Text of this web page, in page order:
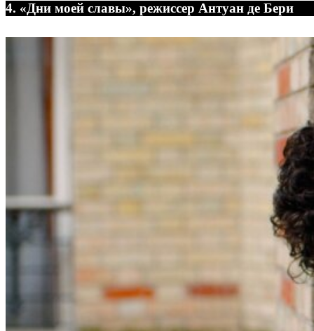
4. «Дни моей славы», режиссер Антуан де Бери